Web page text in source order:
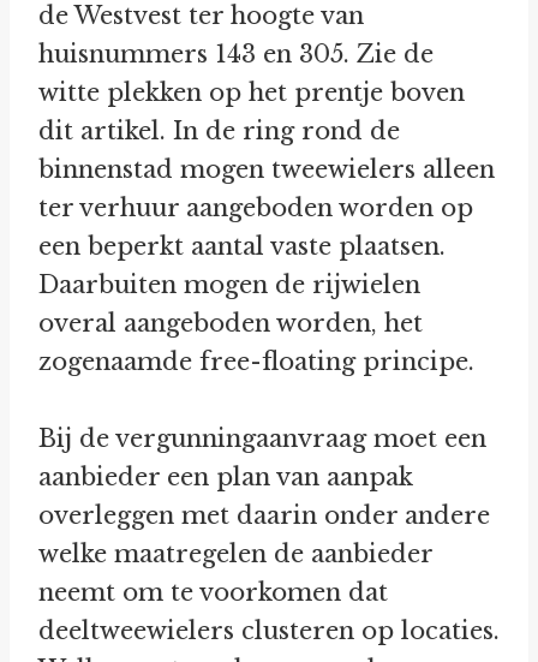
de Westvest ter hoogte van
huisnummers 143 en 305. Zie de
witte plekken op het prentje boven
dit artikel. In de ring rond de
binnenstad mogen tweewielers alleen
ter verhuur aangeboden worden op
een beperkt aantal vaste plaatsen.
Daarbuiten mogen de rijwielen
overal aangeboden worden, het
zogenaamde free-floating principe.
Bij de vergunningaanvraag moet een
aanbieder een plan van aanpak
overleggen met daarin onder andere
welke maatregelen de aanbieder
neemt om te voorkomen dat
deeltweewielers clusteren op locaties.